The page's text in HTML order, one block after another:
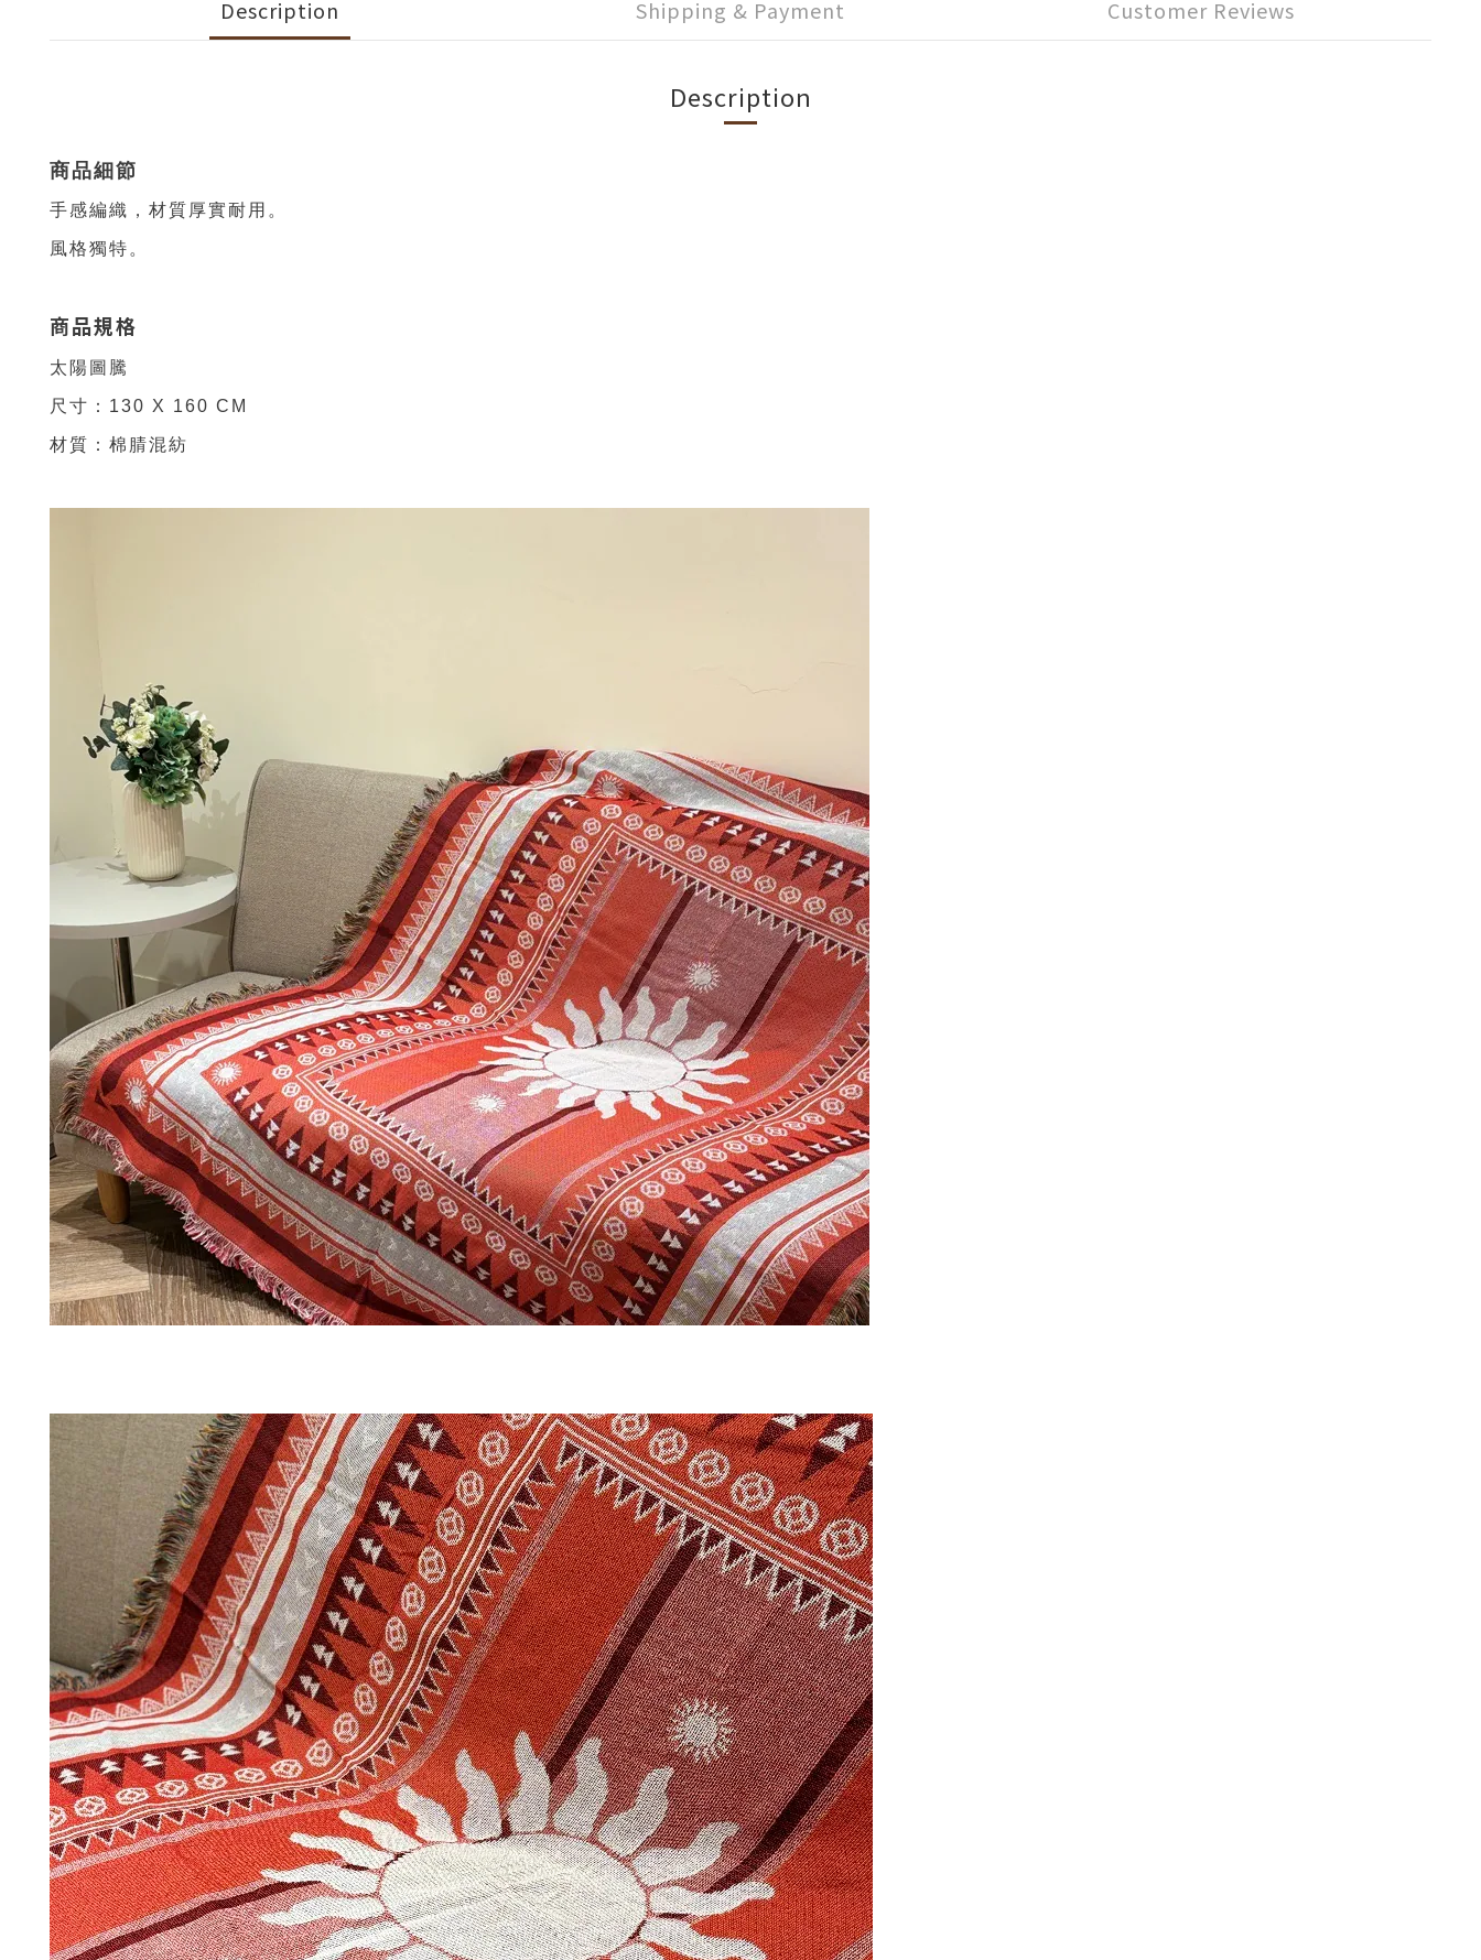
Description Shipping & Payment Customer Reviews
Description
商品細節
手感編織，材質厚實耐用。
風格獨特。
商品規格
太陽圖騰
尺寸：130 X 160 CM
材質：棉腈混紡